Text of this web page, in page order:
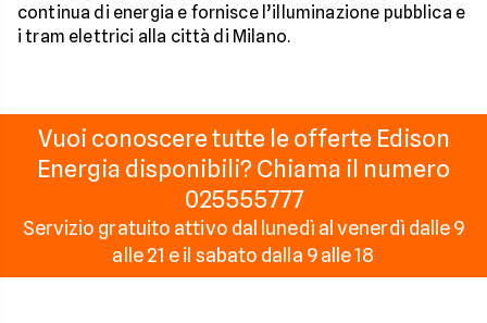
continua di energia e fornisce l’illuminazione pubblica e
i tram elettrici alla città di Milano.
Vuoi conoscere tutte le offerte Edison
Energia disponibili? Chiama il numero
025555777
Servizio gratuito attivo dal lunedì al venerdì dalle 9
alle 21 e il sabato dalla 9 alle 18